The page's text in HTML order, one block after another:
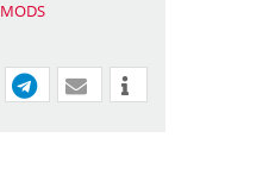
MODS